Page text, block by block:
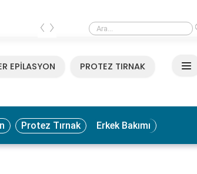
Medikal El ve Ayak Bakımı Nedir?
‹ ›
EPİLASYON PROTEZ TIRNAK
Protez Tırnak Erkek Bakımı